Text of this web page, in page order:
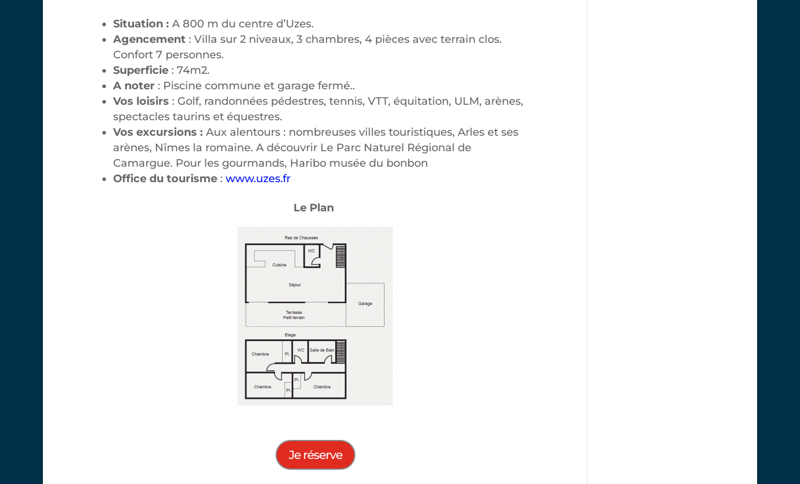
Situation : A 800 m du centre d’Uzes.
Agencement: Villa sur 2 niveaux, 3 chambres, 4 pièces avec terrain clos.
Confort 7 personnes.
Superficie: 74m2.
A noter: Piscine commune et garage fermé..
Vos loisirs : Golf, randonnées pédestres, tennis, VTT, équitation, ULM, arènes,
spectacles taurins et équestres.
Vos excursions : Aux alentours : nombreuses villes touristiques, Arles et ses
arènes, Nîmes la romaine. A découvrir Le Parc Naturel Régional de
Camargue. Pour les gourmands, Haribo musée du bonbon
Office du tourisme: www.uzes.fr
Le Plan
Je réserve